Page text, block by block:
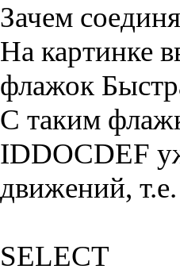
Зачем
На картинке
флажок
С таким
IDDOCDEF
движений,
SELECT